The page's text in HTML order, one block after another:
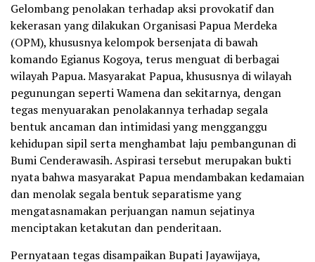
Gelombang penolakan terhadap aksi provokatif dan
kekerasan yang dilakukan Organisasi Papua Merdeka
(OPM), khususnya kelompok bersenjata di bawah
komando Egianus Kogoya, terus menguat di berbagai
wilayah Papua. Masyarakat Papua, khususnya di wilayah
pegunungan seperti Wamena dan sekitarnya, dengan
tegas menyuarakan penolakannya terhadap segala
bentuk ancaman dan intimidasi yang mengganggu
kehidupan sipil serta menghambat laju pembangunan di
Bumi Cenderawasih. Aspirasi tersebut merupakan bukti
nyata bahwa masyarakat Papua mendambakan kedamaian
dan menolak segala bentuk separatisme yang
mengatasnamakan perjuangan namun sejatinya
menciptakan ketakutan dan penderitaan.
Pernyataan tegas disampaikan Bupati Jayawijaya,